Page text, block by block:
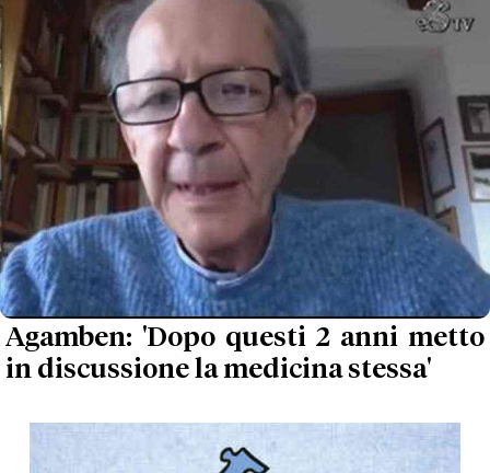
Agamben: 'Dopo questi 2 anni metto
in discussione la medicina stessa'